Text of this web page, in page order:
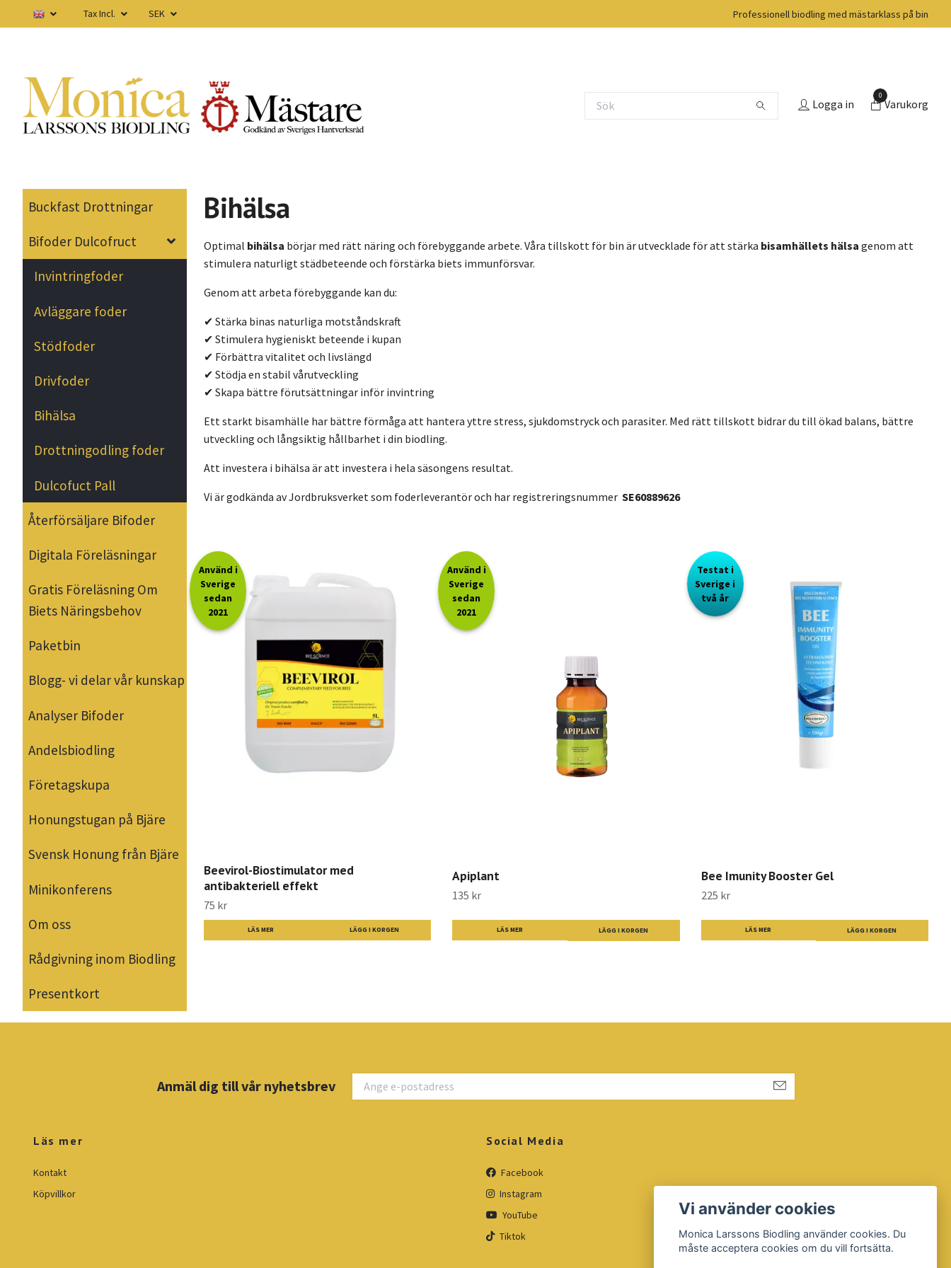
Tax Incl. SEK Professionell biodling med mästarklass på bin
Logga in
0
Varukorg
Buckfast Drottningar
Bifoder Dulcofruct
Invintringfoder
Avläggare foder
Stödfoder
Drivfoder
Bihälsa
Drottningodling foder
Dulcofuct Pall
Återförsäljare Bifoder
Digitala Föreläsningar
Gratis Föreläsning Om
Biets Näringsbehov
Paketbin
Blogg- vi delar vår kunskap
Analyser Bifoder
Andelsbiodling
Företagskupa
Honungstugan på Bjäre
Svensk Honung från Bjäre
Minikonferens
Om oss
Rådgivning inom Biodling
Presentkort
Bihälsa
Optimal bihälsa börjar med rätt näring och förebyggande arbete. Våra tillskott för bin är utvecklade för att stärka bisamhällets hälsa genom att
stimulera naturligt städbeteende och förstärka biets immunförsvar.
Genom att arbeta förebyggande kan du:
✔ Stärka binas naturliga motståndskraft
✔ Stimulera hygieniskt beteende i kupan
✔ Förbättra vitalitet och livslängd
✔ Stödja en stabil vårutveckling
✔ Skapa bättre förutsättningar inför invintring
Ett starkt bisamhälle har bättre förmåga att hantera yttre stress, sjukdomstryck och parasiter. Med rätt tillskott bidrar du till ökad balans, bättre
utveckling och långsiktig hållbarhet i din biodling.
Att investera i bihälsa är att investera i hela säsongens resultat.
Vi är godkända av Jordbruksverket som foderleverantör och har registreringsnummer SE60889626
Använd i
Sverige
sedan
2021
Beevirol-Biostimulator med
antibakteriell effekt
75 kr
LÄS MER LÄGG I KORGEN
Använd i
Sverige
sedan
2021
Apiplant
135 kr
LÄS MER
Testat i
Sverige i
två år
Bee Imunity Booster Gel
225 kr
LÄS MER
Anmäl dig till vår nyhetsbrev
Läs mer
Kontakt
Köpvillkor
Social Media
Facebook
Instagram
YouTube
Tiktok
Vi använder cookies
Monica Larssons Biodling använder cookies. Du
måste acceptera cookies om du vill fortsätta.